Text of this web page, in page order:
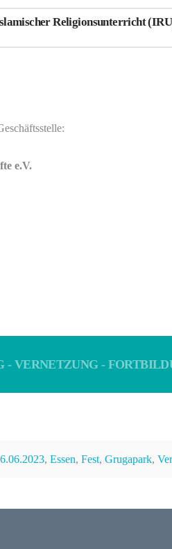
Religionsunterricht
e.V.
- VERNETZUNG -
,Essen,Fest,Grugapark,